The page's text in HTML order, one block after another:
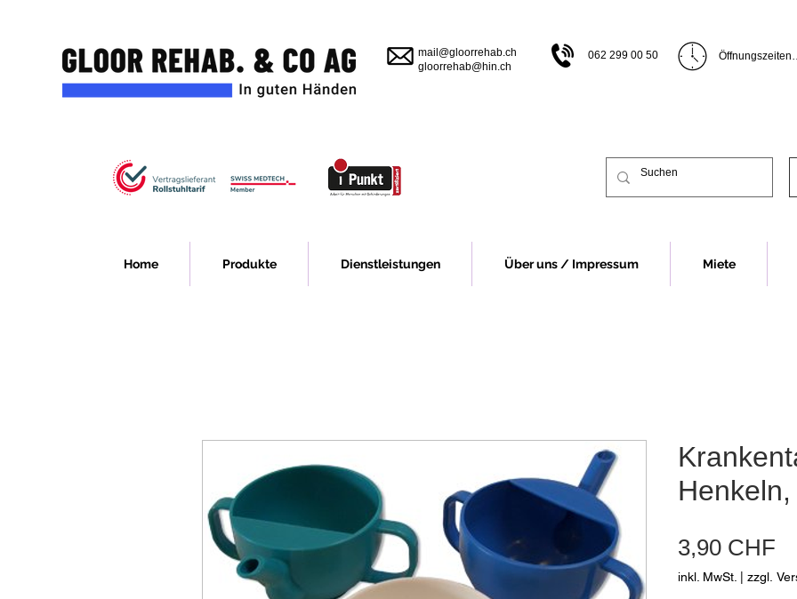
mail@gloorrehab.ch
gloorrehab@hin.ch
062 299 00 50
Öffnungszeiten
Montag 13.00
Vor Feiertagen
Home Produkte Dienstleistungen Über uns / Impressum Miete
Henkeln,
3,90 CHF
inkl. MwSt. zzgl.